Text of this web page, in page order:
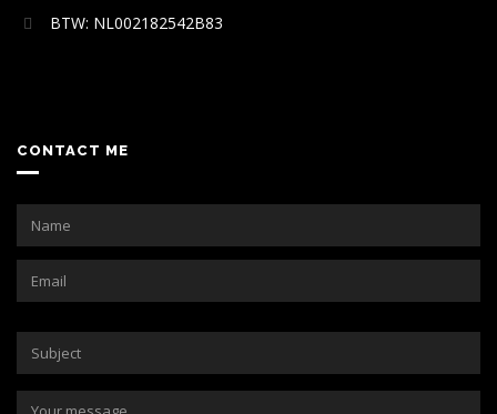
BTW: NL002182542B83
CONTACT ME